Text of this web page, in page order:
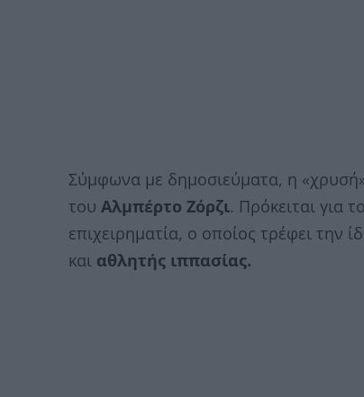
Σύμφωνα με δημοσιεύματα, η
του Αλμπέρτο Ζόρζι. Πρόκειται για
επιχειρηματία, ο οποίος τρέφει την
και αθλητής ιππασίας.